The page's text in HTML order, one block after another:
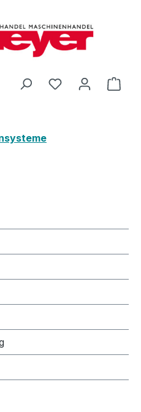
Du hast 0